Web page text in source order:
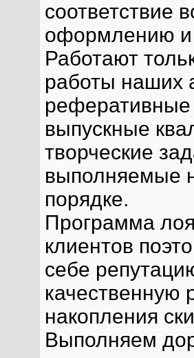
соответствие
оформлению и
Работают
работы наших
реферативные
выпускные
творческие
выполняемые
порядке.
Программа
клиентов
себе
качественную
накопления
Выполняем